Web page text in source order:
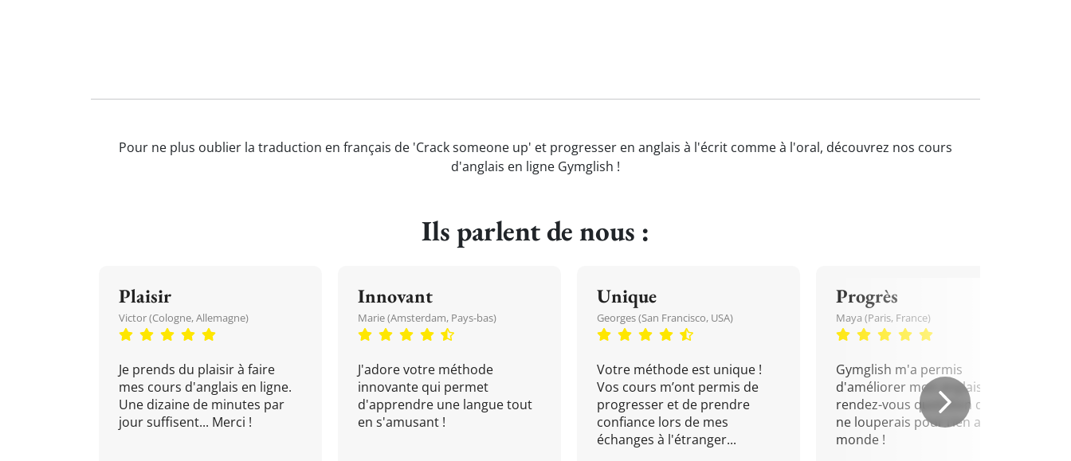
Pour ne plus oublier la traduction en français de 'Crack someone up' et progresser en anglais à l'écrit comme à l'oral, découvrez nos cours
d'anglais en ligne Gymglish !
Ils parlent de nous :
Plaisir
Victor (Cologne, Allemagne)
Je prends du plaisir à faire
mes cours d'anglais en ligne.
Une dizaine de minutes par
jour suffisent... Merci !
Innovant
Marie (Amsterdam, Pays-bas)
J'adore votre méthode
innovante qui permet
d'apprendre une langue tout
en s'amusant !
Unique
Georges (San Francisco, USA)
Votre méthode est unique !
Vos cours m’ont permis de
progresser et de prendre
confiance lors de mes
échanges à l'étranger...
Progrès
Maya (Paris, France)
Gymglish m'a permis
d'améliorer mon anglais. Un
rendez-vous quotidien que je
ne louperais pour rien au
monde !